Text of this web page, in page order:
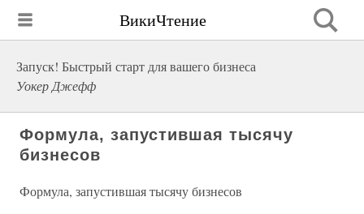
ВикиЧтение
Запуск! Быстрый старт для вашего бизнеса
Уокер Джефф
Формула, запустившая тысячу
бизнесов
Формула, запустившая тысячу бизнесов